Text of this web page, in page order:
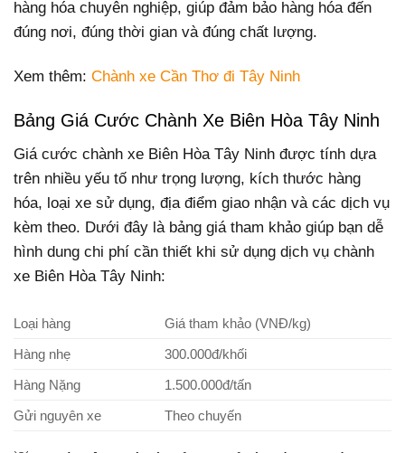
hàng hóa chuyên nghiệp, giúp đảm bảo hàng hóa đến
đúng nơi, đúng thời gian và đúng chất lượng.
Xem thêm: Chành xe Cần Thơ đi Tây Ninh
Bảng Giá Cước Chành Xe Biên Hòa Tây Ninh
Giá cước chành xe Biên Hòa Tây Ninh được tính dựa
trên nhiều yếu tố như trọng lượng, kích thước hàng
hóa, loại xe sử dụng, địa điểm giao nhận và các dịch vụ
kèm theo. Dưới đây là bảng giá tham khảo giúp bạn dễ
hình dung chi phí cần thiết khi sử dụng dịch vụ chành
xe Biên Hòa Tây Ninh:
Loại hàng
Giá tham khảo (VNĐ/kg)
Hàng nhẹ
300.000đ/khối
Hàng Nặng
1.500.000đ/tấn
Gửi nguyên xe
Theo chuyến